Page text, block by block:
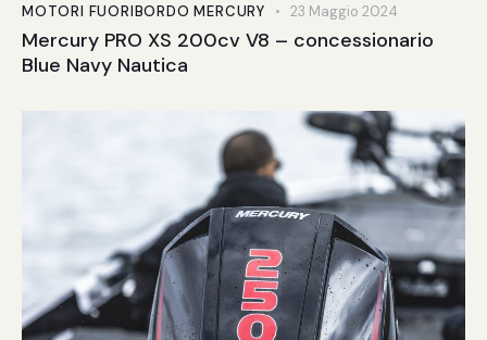
MOTORI FUORIBORDO MERCURY 23 Maggio 2024
Mercury PRO XS 200cv V8 – concessionario
Blue Navy Nautica